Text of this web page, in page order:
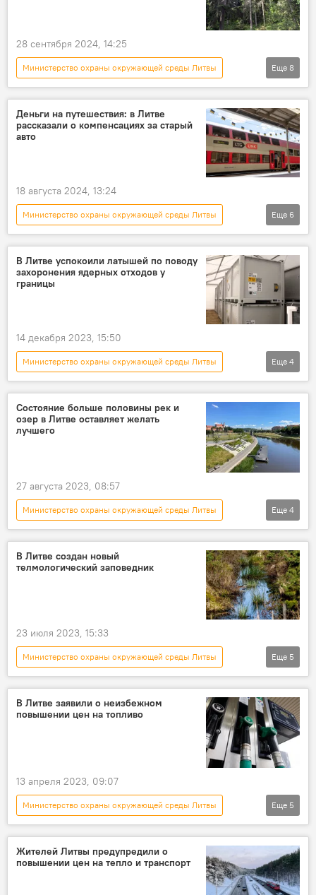
28 сентября 2024, 14:25
Министерство охраны окружающей среды Литвы
В Литве
Литва
природа
происшествие
Происшествия
Еще 8
Деньги на путешествия: в Литве
рассказали о компенсациях за старый
авто
18 августа 2024, 13:24
Министерство охраны окружающей среды Литвы
В Литве
Литва
Общество
общество
загрязнение окружающей среды
автомобили
Еще 6
В Литве успокоили латышей по поводу
захоронения ядерных отходов у
границы
14 декабря 2023, 15:50
Министерство охраны окружающей среды Литвы
В Литве
Литва
Игналинская АЭС
Латвия
Еще 4
Состояние больше половины рек и
озер в Литве оставляет желать
лучшего
27 августа 2023, 08:57
Министерство охраны окружающей среды Литвы
В Литве
природа
экология
Литва
Еще 4
В Литве создан новый
телмологический заповедник
23 июля 2023, 15:33
Министерство охраны окружающей среды Литвы
В Литве
Литва
природа
заповедник
болото
Еще 5
В Литве заявили о неизбежном
повышении цен на топливо
13 апреля 2023, 09:07
Министерство охраны окружающей среды Литвы
Литва
В Литве
Общество
бензин
Еще 5
Жителей Литвы предупредили о
повышении цен на тепло и транспорт